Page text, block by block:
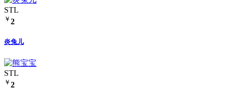
STL
￥ 2
炎兔儿
STL
￥ 2